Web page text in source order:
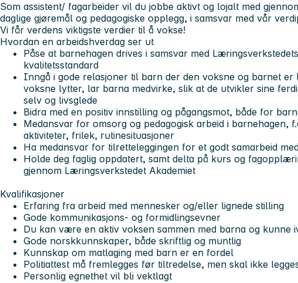
Som assistent/ fagarbeider vil du jobbe aktivt og lojalt med
daglige gjøremål og pedagogiske opplegg, i samsvar med vår
Vi får verdens viktigste verdier til å vokse!
Hvordan en arbeidshverdag ser ut
Påse at barnehagen drives i samsvar med
kvalitetsstandard
Inngå i gode relasjoner til barn der den voksne og barnet er
voksne lytter, lar barna medvirke, slik at de utvikler sine
selv og livsglede
Bidra med en positiv innstilling og pågangsmot, både for
Medansvar for omsorg og pedagogisk arbeid i barnehagen,
aktiviteter, frilek, rutinesituasjoner
Ha medansvar for tilretteleggingen for et godt samarbeid
Holde deg faglig oppdatert, samt delta på kurs og
gjennom Læringsverkstedet Akademiet
Kvalifikasjoner
Erfaring fra arbeid med mennesker og/eller lignede stilling
Gode kommunikasjons- og formidlingsevner
Du kan være en aktiv voksen sammen med barna og kunne
Gode norskkunnskaper, både skriftlig og muntlig
Kunnskap om matlaging med barn er en fordel
Politiattest må fremlegges før tiltredelse, men skal ikke
Personlig egnethet vil bli vektlagt